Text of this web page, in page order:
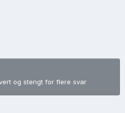
og stengt for flere svar